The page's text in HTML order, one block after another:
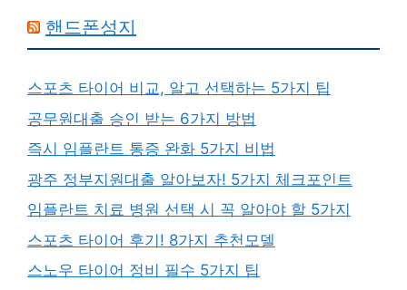
핸드폰성지
스포츠 타이어 비교, 알고 선택하는 5가지 팁
공무원대출 승인 받는 6가지 방법
즉시 임플란트 통증 완화 5가지 비법
광주 정부지원대출 알아보자! 5가지 체크포인트
임플란트 치료 병원 선택 시 꼭 알아야 할 5가지
스포츠 타이어 후기! 8가지 추천모델
스노우 타이어 정비 필수 5가지 팁